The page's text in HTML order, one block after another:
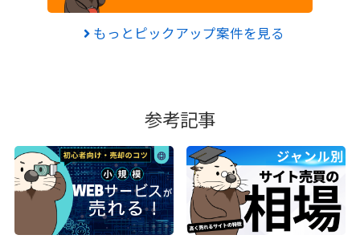
もっとピックアップ案件を見る
参考記事